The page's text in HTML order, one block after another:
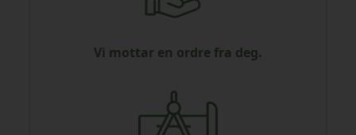
Vi mottar en ordre fra deg.